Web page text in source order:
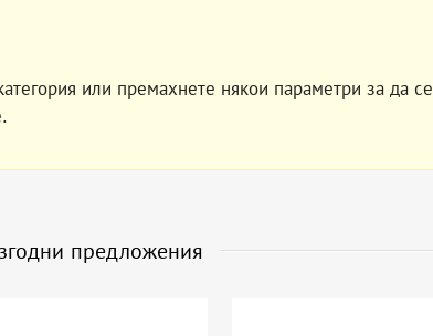
или премахнете някои параметри за да се
предложения